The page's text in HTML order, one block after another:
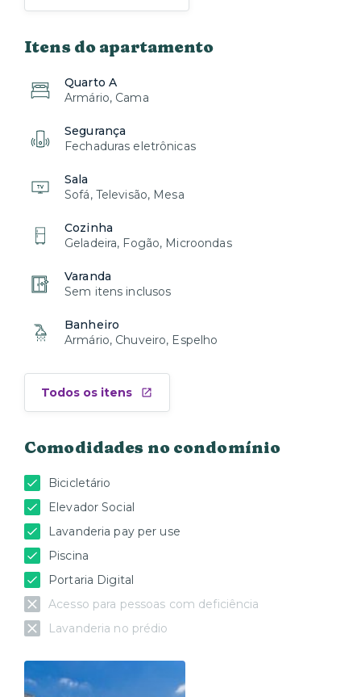
Itens do apartamento
Quarto A
Armário, Cama
Segurança
Fechaduras eletrônicas
Sala
Sofá, Televisão, Mesa
Cozinha
Geladeira, Fogão, Microondas
Varanda
Sem itens inclusos
Banheiro
Armário, Chuveiro, Espelho
Todos os itens
Comodidades no condomínio
Bicicletário
Elevador Social
Lavanderia pay per use
Piscina
Portaria Digital
Acesso para pessoas com deficiência
Lavanderia no prédio